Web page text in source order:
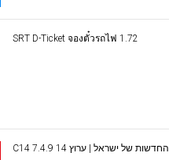
SRT D-Ticket จองตั๋วรถไฟ 1.72
C14 החדשות של ישראל | ערוץ 14 7.4.9